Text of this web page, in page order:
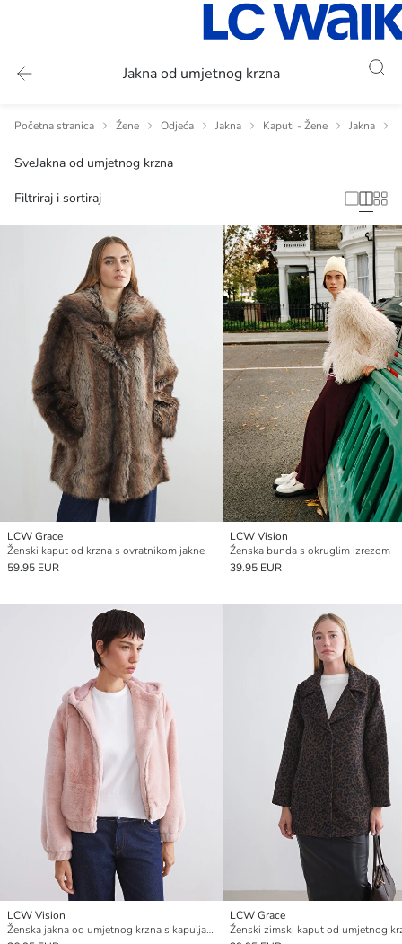
Jakna od umjetnog krzna
Početna stranica Žene Odjeća Jakna Kaputi - Žene Jakna
SveJakna od umjetnog krzna
Filtriraj i sortiraj
LCW Grace
Ženski kaput od krzna s ovratnikom jakne
59.95 EUR
LCW Vision
Ženska bunda s okruglim izrezom
39.95 EUR
LCW Vision
Ženska jakna od umjetnog krzna s kapuljačom
LCW Grace